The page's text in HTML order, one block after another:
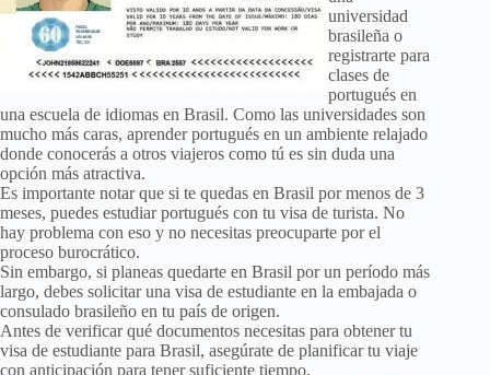
universidad
brasileña o
registrarte para
clases de
portugués en
una escuela de idiomas en Brasil. Como las universidades son
mucho más caras, aprender portugués en un ambiente relajado
donde conocerás a otros viajeros como tú es sin duda una
opción más atractiva.
Es importante notar que si te quedas en Brasil por menos de 3
meses, puedes estudiar portugués con tu visa de turista. No
hay problema con eso y no necesitas preocuparte por el
proceso burocrático.
Sin embargo, si planeas quedarte en Brasil por un período más
largo, debes solicitar una visa de estudiante en la embajada o
consulado brasileño en tu país de origen.
Antes de verificar qué documentos necesitas para obtener tu
visa de estudiante para Brasil, asegúrate de planificar tu viaje
con anticipación para tener suficiente tiempo.